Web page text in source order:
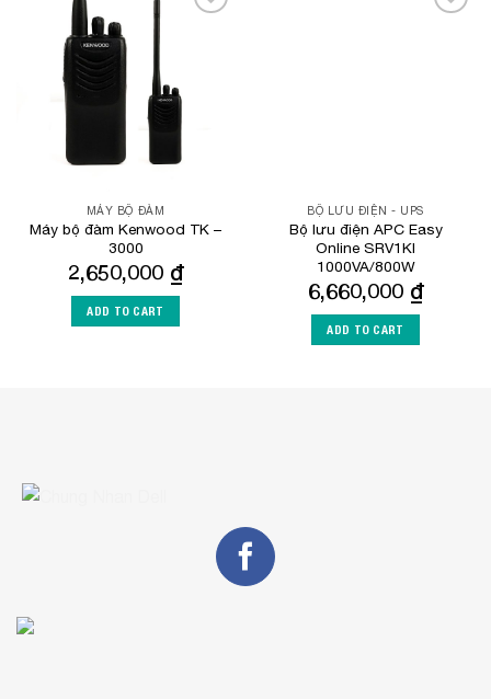
MÁY BỘ ĐÀM
Máy bộ đàm Kenwood TK –
3000
2,650,000 ₫
ADD TO CART
BỘ LƯU ĐIỆN - UPS
Bộ lưu điện APC Easy
Online SRV1KI
1000VA/800W
6,660,000 ₫
ADD TO CART